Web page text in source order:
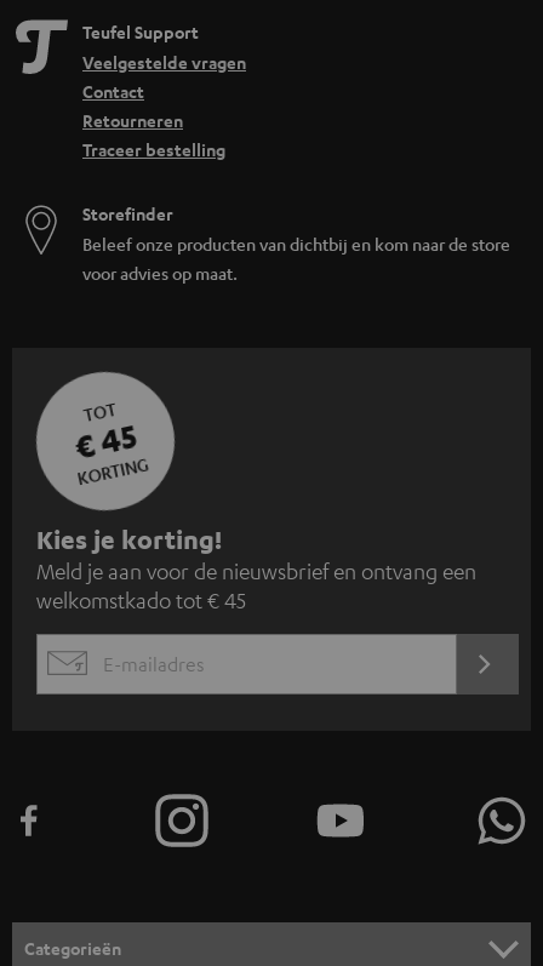
Teufel Support
Veelgestelde vragen
Contact
Retourneren
Traceer bestelling
Storefinder
Beleef onze producten van dichtbij en kom naar de store
voor advies op maat.
TOT
€ 45
KORTING
A
a
n
m
e
n
o
Kies je korting!
Meld je aan voor de nieuwsbrief en ontvang een
welkomstkado tot € 45
EMAIL
Categorieën